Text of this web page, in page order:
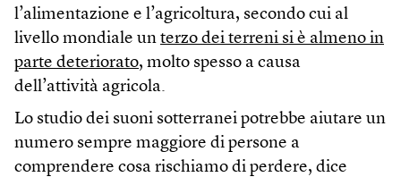
l’alimentazione e l’agricoltura, secondo cui al
livello mondiale un terzo dei terreni si è almeno in
parte deteriorato, molto spesso a causa
dell’attività agricola.
Lo studio dei suoni sotterranei potrebbe aiutare un
numero sempre maggiore di persone a
comprendere cosa rischiamo di perdere, dice